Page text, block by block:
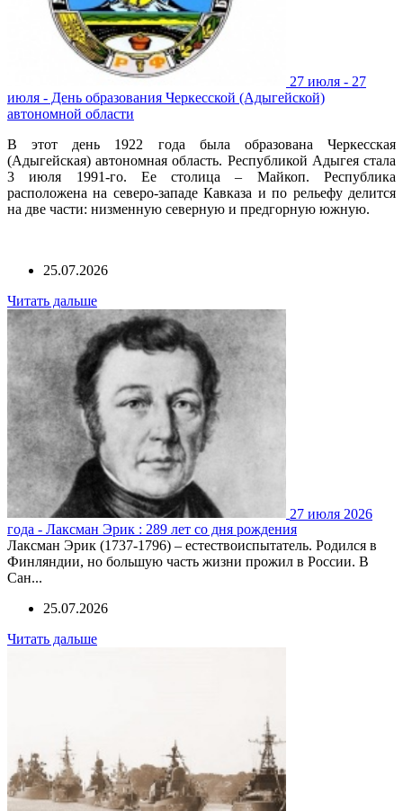
27 июля - 27
июля - День образования Черкесской (Адыгейской)
автономной области
В этот день 1922 года была образована Черкесская
(Адыгейская) автономная область. Республикой Адыгея стала
3 июля 1991-го. Ее столица – Майкоп. Республика
расположена на северо-западе Кавказа и по рельефу делится
на две части: низменную северную и предгорную южную.
25.07.2026
Читать дальше
27 июля 2026
года - Лаксман Эрик : 289 лет со дня рождения
Лаксман Эрик (1737-1796) – естествоиспытатель. Родился в
Финляндии, но большую часть жизни прожил в России. В
Сан...
25.07.2026
Читать дальше